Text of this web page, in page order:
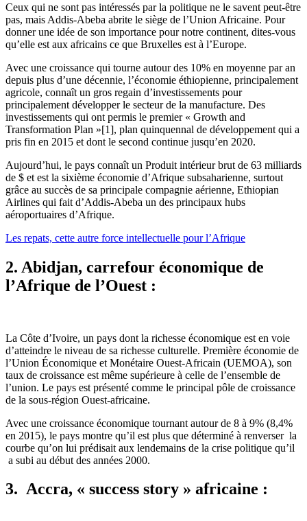
Ceux qui ne sont pas intéressés par la politique ne le savent peut-être
pas, mais Addis-Abeba abrite le siège de l’Union Africaine. Pour
donner une idée de son importance pour notre continent, dites-vous
qu’elle est aux africains ce que Bruxelles est à l’Europe.
Avec une croissance qui tourne autour des 10% en moyenne par an
depuis plus d’une décennie, l’économie éthiopienne, principalement
agricole, connaît un gros regain d’investissements pour
principalement développer le secteur de la manufacture. Des
investissements qui ont permis le premier « Growth and
Transformation Plan »[1], plan quinquennal de développement qui a
pris fin en 2015 et dont le second continue jusqu’en 2020.
Aujourd’hui, le pays connaît un Produit intérieur brut de 63 milliards
de $ et est la sixième économie d’Afrique subsaharienne, surtout
grâce au succès de sa principale compagnie aérienne, Ethiopian
Airlines qui fait d’Addis-Abeba un des principaux hubs
aéroportuaires d’Afrique.
Les repats, cette autre force intellectuelle pour l’Afrique
2. Abidjan, carrefour économique de
l’Afrique de l’Ouest :
La Côte d’Ivoire, un pays dont la richesse économique est en voie
d’atteindre le niveau de sa richesse culturelle. Première économie de
l’Union Économique et Monétaire Ouest-Africain (UEMOA), son
taux de croissance est même supérieure à celle de l’ensemble de
l’union. Le pays est présenté comme le principal pôle de croissance
de la sous-région Ouest-africaine.
Avec une croissance économique tournant autour de 8 à 9% (8,4%
en 2015), le pays montre qu’il est plus que déterminé à renverser la
courbe qu’on lui prédisait aux lendemains de la crise politique qu’il
a subi au début des années 2000.
3. Accra, « success story » africaine :